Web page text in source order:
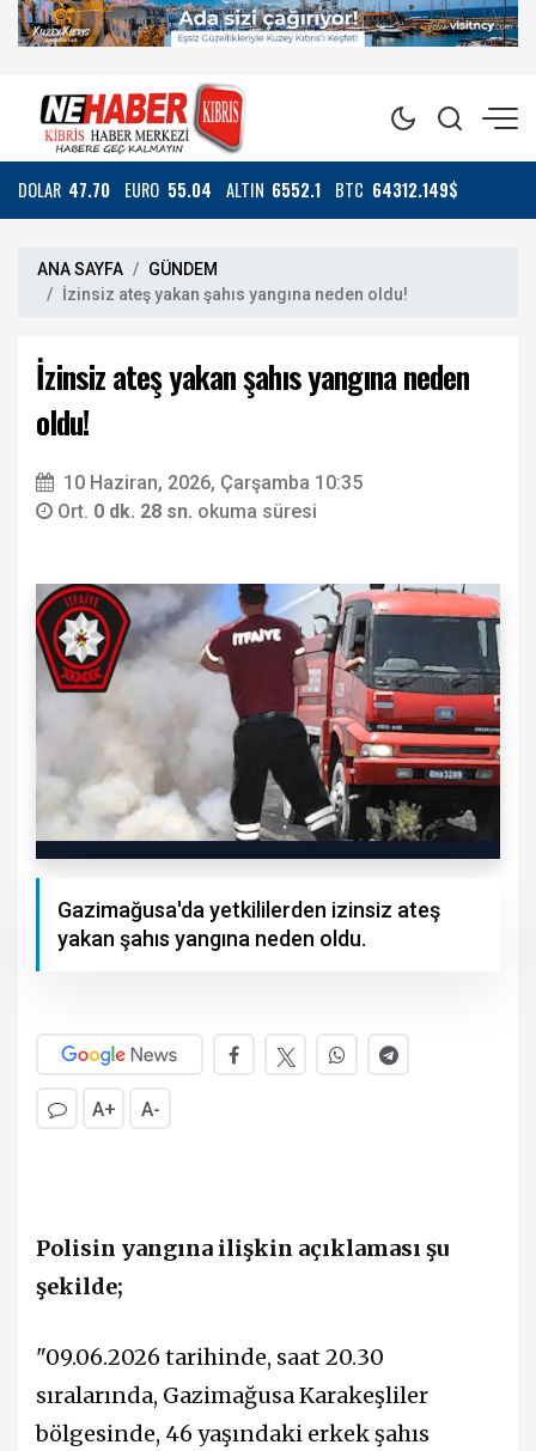
DOLAR 47.70 EURO 55.04 ALTIN 6552.1 BTC 64312.149$
ANA SAYFA
GÜNDEM
İzinsiz ateş yakan şahıs yangına neden oldu!
İzinsiz ateş yakan şahıs yangına neden
oldu!
10 Haziran, 2026, Çarşamba 10:35
Ort. 0 dk. 28 sn. okuma süresi
Gazimağusa'da yetkililerden izinsiz ateş
yakan şahıs yangına neden oldu.
A+ A-
Polisin yangına ilişkin açıklaması şu
şekilde;
"09.06.2026 tarihinde, saat 20.30
sıralarında, Gazimağusa Karakeşliler
bölgesinde, 46 yaşındaki erkek şahıs